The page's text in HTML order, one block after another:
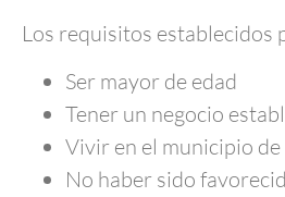
Los requisitos establecidos
Ser mayor de edad
Tener un negocio
Vivir en el municipio
No haber sido